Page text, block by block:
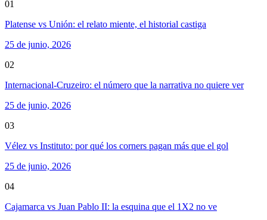
01
Platense vs Unión: el relato miente, el historial castiga
25 de junio, 2026
02
Internacional-Cruzeiro: el número que la narrativa no quiere ver
25 de junio, 2026
03
Vélez vs Instituto: por qué los corners pagan más que el gol
25 de junio, 2026
04
Cajamarca vs Juan Pablo II: la esquina que el 1X2 no ve